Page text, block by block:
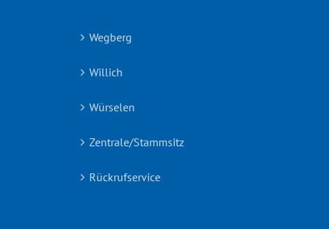
Wegberg
Willich
Würselen
Zentrale/Stammsitz
Rückrufservice